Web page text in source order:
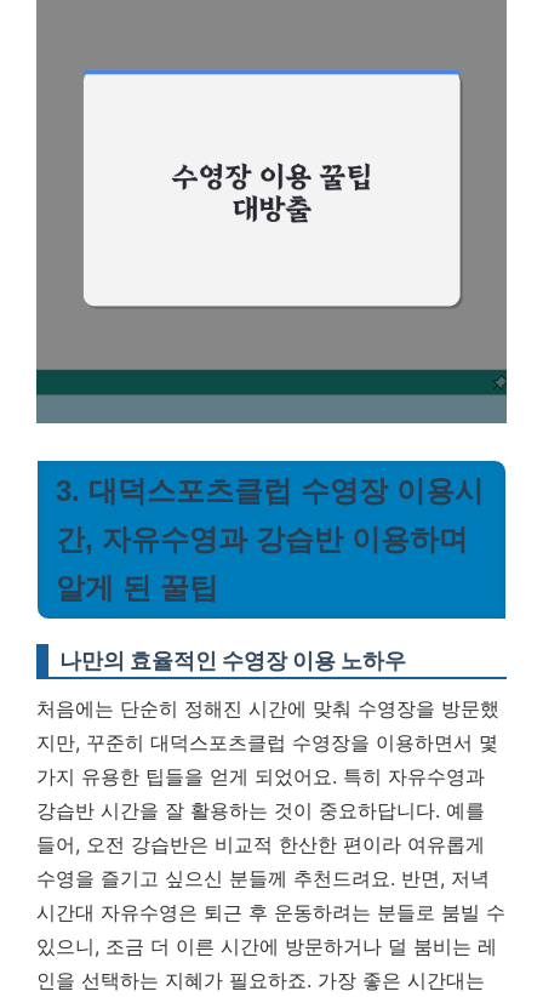
3. 대덕스포츠클럽 수영장 이용시
간, 자유수영과 강습반 이용하며
알게 된 꿀팁
나만의 효율적인 수영장 이용 노하우
처음에는 단순히 정해진 시간에 맞춰 수영장을 방문했
지만, 꾸준히 대덕스포츠클럽 수영장을 이용하면서 몇
가지 유용한 팁들을 얻게 되었어요. 특히 자유수영과
강습반 시간을 잘 활용하는 것이 중요하답니다. 예를
들어, 오전 강습반은 비교적 한산한 편이라 여유롭게
수영을 즐기고 싶으신 분들께 추천드려요. 반면, 저녁
시간대 자유수영은 퇴근 후 운동하려는 분들로 붐빌 수
있으니, 조금 더 이른 시간에 방문하거나 덜 붐비는 레
인을 선택하는 지혜가 필요하죠. 가장 좋은 시간대는